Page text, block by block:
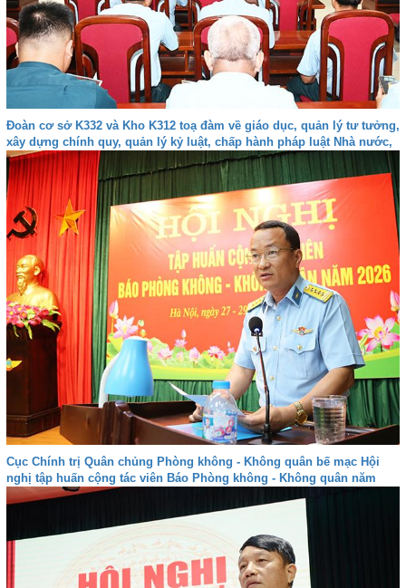
Đoàn cơ sở K332 và Kho K312 toạ đàm về giáo dục, quản lý tư tưởng,
xây dựng chính quy, quản lý kỷ luật, chấp hành pháp luật Nhà nước,
kỷ luật Quân đội và bảo đảm an toàn trong các hoạt động
Cục Chính trị Quân chủng Phòng không - Không quân bế mạc Hội
nghị tập huấn cộng tác viên Báo Phòng không - Không quân năm
2026